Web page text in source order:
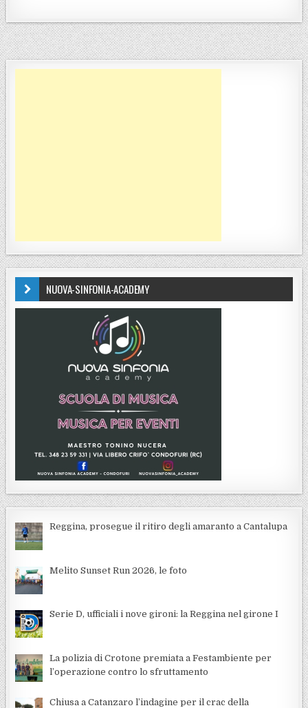
NUOVA-SINFONIA-ACADEMY
Reggina, prosegue il ritiro degli amaranto a Cantalupa
Melito Sunset Run 2026, le foto
Serie D, ufficiali i nove gironi: la Reggina nel girone I
La polizia di Crotone premiata a Festambiente per
l’operazione contro lo sfruttamento
Chiusa a Catanzaro l’indagine per il crac della